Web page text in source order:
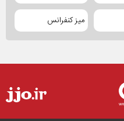
میز کنفرانس